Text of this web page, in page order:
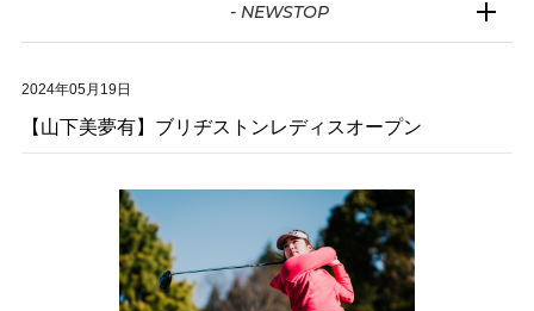
2024年05月19日
【山下美夢有】ブリヂストンレディスオープン
- NEWSTOP